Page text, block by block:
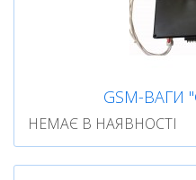
GSM-ВАГИ
НЕМАЄ В НАЯВНОСТІ